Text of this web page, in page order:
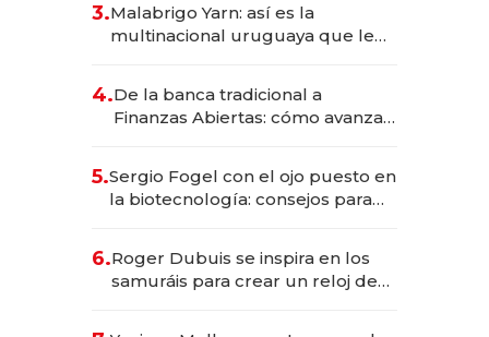
anticipación y prepara apertura
3.Malabrigo Yarn: así es la
multinacional uruguaya que le
4.De la banca tradicional a
Finanzas Abiertas: cómo avanza
5.Sergio Fogel con el ojo puesto en
la biotecnología: consejos para
6.Roger Dubuis se inspira en los
samuráis para crear un reloj de